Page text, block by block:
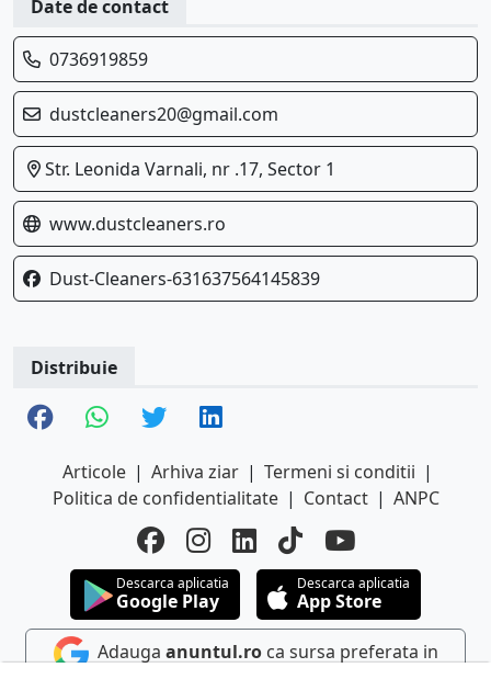
Date de contact
0736919859
dustcleaners20@gmail.com
Str. Leonida Varnali, nr .17, Sector 1
www.dustcleaners.ro
Dust-Cleaners-631637564145839
Distribuie
Articole | Arhiva ziar | Termeni si conditii |
Politica de confidentialitate | Contact | ANPC
Descarca aplicatia
Google Play
Descarca aplicatia
App Store
Adauga anuntul.roca sursa preferata in